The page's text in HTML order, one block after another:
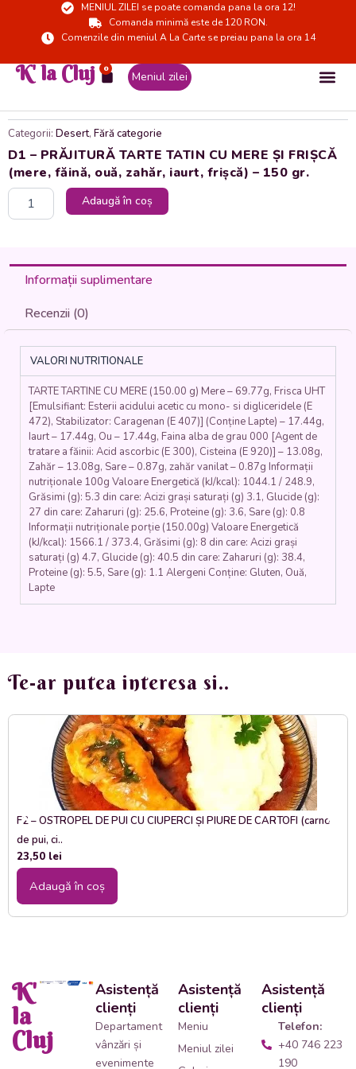
MENIUL ZILEI se poate comanda pana la ora 12!
Comanda minimă este de 120 RON.
Comenzile din meniul A La Carte se preiau pana la ora 14
K' la Cluj 0
Cart Meniul zilei
Categorii: Desert, Fără categorie
D1 – PRĂJITURĂ TARTE TATIN CU MERE ȘI FRIȘCĂ
(mere, făină, ouă, zahăr, iaurt, frișcă) – 150 gr.
Cantitate
TATIN
MERE
(mere,
ouă,
zahăr,
iaurt,
frișcă)
Adaugă în coș
Informații suplimentare
Recenzii (0)
VALORI NUTRITIONALE
TARTE TARTINE CU MERE (150.00 g) Mere – 69.77g, Frisca UHT
[Emulsifiant: Esterii acidului acetic cu mono- si digliceridele (E
472), Stabilizator: Caragenan (E 407)] (Conține Lapte) – 17.44g,
Iaurt – 17.44g, Ou – 17.44g, Faina alba de grau 000 [Agent de
tratare a făinii: Acid ascorbic (E 300), Cisteina (E 920)] – 13.08g,
Zahăr – 13.08g, Sare – 0.87g, zahăr vanilat – 0.87g Informații
nutriționale 100g Valoare Energetică (kJ/kcal): 1044.1 / 248.9,
Grăsimi (g): 5.3 din care: Acizi grași saturați (g) 3.1, Glucide (g):
27 din care: Zaharuri (g): 25.6, Proteine (g): 3.6, Sare (g): 0.8
Informații nutriționale porție (150.00g) Valoare Energetică
(kJ/kcal): 1566.1 / 373.4, Grăsimi (g): 8 din care: Acizi grași
saturați (g) 4.7, Glucide (g): 40.5 din care: Zaharuri (g): 38.4,
Proteine (g): 5.5, Sare (g): 1.1 Alergeni Conține: Gluten, Ouă,
Lapte
Te-ar putea interesa si..
F2 – OSTROPEL DE PUI CU CIUPERCI ȘI PIURE DE CARTOFI (carne
de pui, ci..
23,50 lei
Adaugă în coș
K'
la
Cluj
Asistență
clienți
Departament
vânzări și
evenimente
Asistență
clienți
Meniu
Meniul zilei
Asistență
clienți
Telefon:
+40 746 223
190